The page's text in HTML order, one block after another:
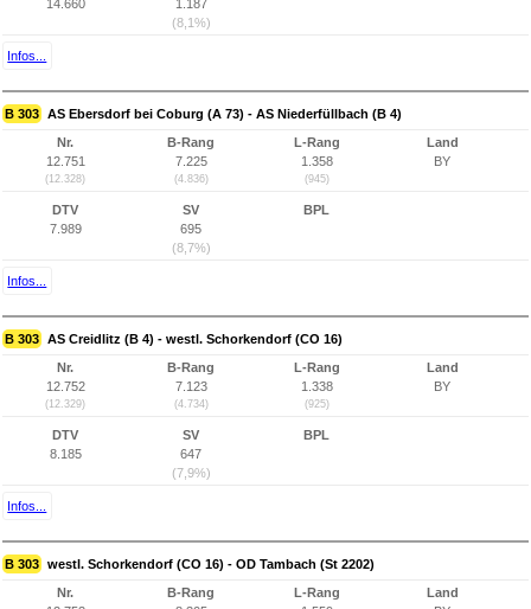
14.660
1.187
(8,1%)
Infos...
B 303 AS Ebersdorf bei Coburg (A 73) - AS Niederfüllbach (B 4)
Nr.
12.751
(12.328)
B-Rang
7.225
(4.836)
L-Rang
1.358
(945)
Land
BY
DTV
7.989
SV
695
(8,7%)
BPL
Infos...
B 303 AS Creidlitz (B 4) - westl. Schorkendorf (CO 16)
Nr.
12.752
(12.329)
B-Rang
7.123
(4.734)
L-Rang
1.338
(925)
Land
BY
DTV
8.185
SV
647
(7,9%)
BPL
Infos...
B 303 westl. Schorkendorf (CO 16) - OD Tambach (St 2202)
Nr.
B-Rang
L-Rang
Land